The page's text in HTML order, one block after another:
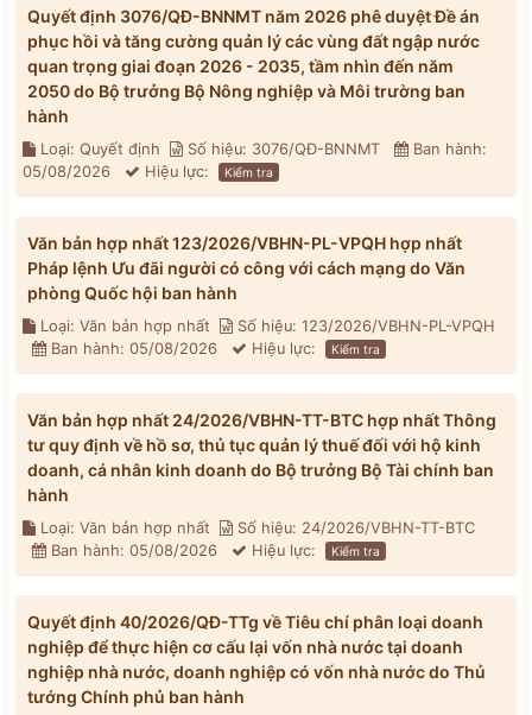
Quyết định 3076/QĐ-BNNMT năm 2026 phê duyệt Đề án
phục hồi và tăng cường quản lý các vùng đất ngập nước
quan trọng giai đoạn 2026 - 2035, tầm nhìn đến năm
2050 do Bộ trưởng Bộ Nông nghiệp và Môi trường ban
hành
Loại: Quyết định Số hiệu: 3076/QĐ-BNNMT
Ban hành:
05/08/2026
Hiệu lực: Kiểm tra
Văn bản hợp nhất 123/2026/VBHN-PL-VPQH hợp nhất
Pháp lệnh Ưu đãi người có công với cách mạng do Văn
phòng Quốc hội ban hành
Loại: Văn bản hợp nhất
Số hiệu: 123/2026/VBHN-PL-VPQH
Ban hành: 05/08/2026
Hiệu lực: Kiểm tra
Văn bản hợp nhất 24/2026/VBHN-TT-BTC hợp nhất Thông
tư quy định về hồ sơ, thủ tục quản lý thuế đối với hộ kinh
doanh, cá nhân kinh doanh do Bộ trưởng Bộ Tài chính ban
hành
Loại: Văn bản hợp nhất
Số hiệu: 24/2026/VBHN-TT-BTC
Ban hành: 05/08/2026
Hiệu lực: Kiểm tra
Quyết định 40/2026/QĐ-TTg về Tiêu chí phân loại doanh
nghiệp để thực hiện cơ cấu lại vốn nhà nước tại doanh
nghiệp nhà nước, doanh nghiệp có vốn nhà nước do Thủ
tướng Chính phủ ban hành